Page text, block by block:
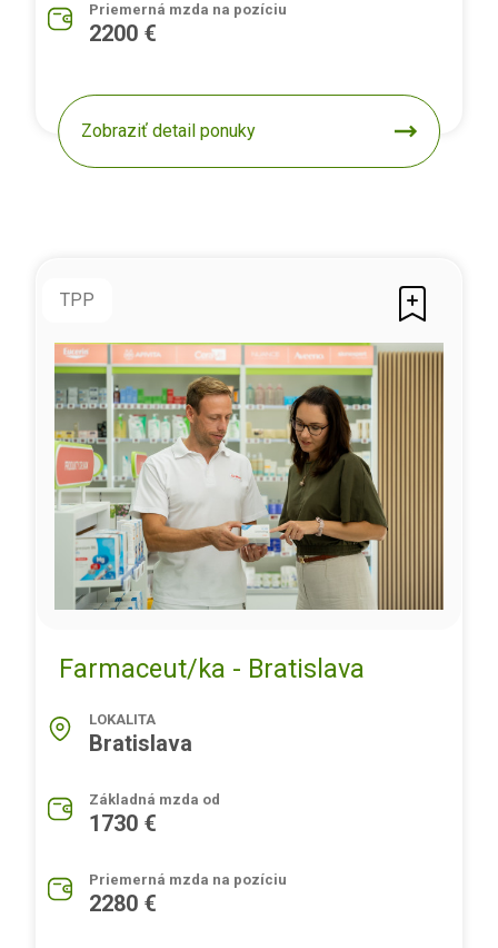
Priemerná mzda na pozíciu
2200 €
Zobraziť detail ponuky
TPP
Farmaceut/ka - Bratislava
LOKALITA
Bratislava
Základná mzda od
1730 €
Priemerná mzda na pozíciu
2280 €